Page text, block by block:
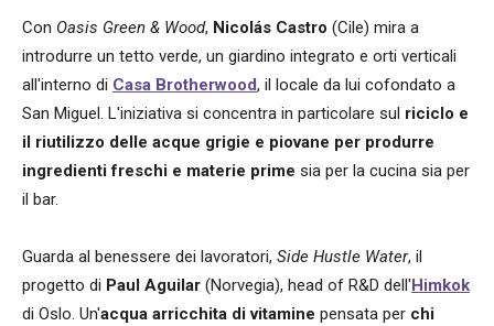
Con Oasis Green & Wood, Nicolás Castro (Cile) mira a
introdurre un tetto verde, un giardino integrato e orti verticali
all'interno di Casa Brotherwood, il locale da lui cofondato a
San Miguel. L'iniziativa si concentra in particolare sul riciclo e
il riutilizzo delle acque grigie e piovane per produrre
ingredienti freschi e materie prime sia per la cucina sia per
il bar.
Guarda al benessere dei lavoratori, Side Hustle Water, il
progetto di Paul Aguilar (Norvegia), head of R&D dell'Himkok
di Oslo. Un'acqua arricchita di vitamine pensata per chi